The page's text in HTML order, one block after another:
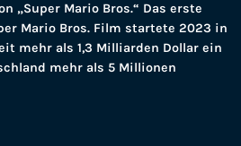
„Super Mario Bros.“ Das erste
Mario Bros. Film startete 2023 in
mehr als 1,3 Milliarden Dollar ein
mehr als 5 Millionen